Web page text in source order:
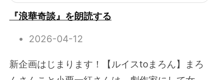
『浪華奇談』を朗読する
2026-04-12
新企画はじまります！【ルイスtoまろん】まろ